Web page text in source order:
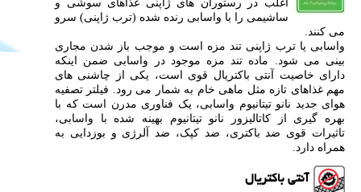
اغلب در رستوران های ژاپنی غذاهای سوشی و
ساشیمی را با واسابی رنده شده (ترب ژاپنی) سرو
می کنند.
واسابی یا ترب ژاپنی تند مزه است و موجب باز شدن مجاری
بینی می شود. ماده تند مزه موجود در واسابی ضمن اینکه
دارای خاصیت آنتی باکتریال قوی است، یکی از چاشنی های
مهم غذاهای تازه مثل ماهی خام به شمار می رود. فیلتر تصفیه
هوای جدید نانو تیتانیوم واسابی، یک فناوری مدرن است که با
بهره گیری از کاتالیزور نانو تیتانیوم بهینه شده با واسابی،
تاثیرات قوی ضد باکتری، ضد کپک، ضد آلرژی و بوزدایی به
همراه دارد.
آنتی باکتریال